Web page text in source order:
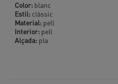
Color: blanc
Estil: clàssic
Material: pell
Interior: pell
Alçada: pla